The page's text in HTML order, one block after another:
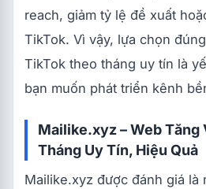
reach, giảm tỷ lệ đề xuất
TikTok. Vì vậy, lựa chọn
TikTok theo tháng uy tín là
bạn muốn phát triển kênh
Mailike.xyz – Web Tăng
Tháng Uy Tín, Hiệu Quả
Mailike.xyz được đánh giá là